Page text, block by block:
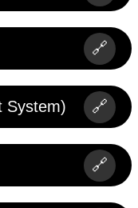
🔗
System) 🔗
🔗